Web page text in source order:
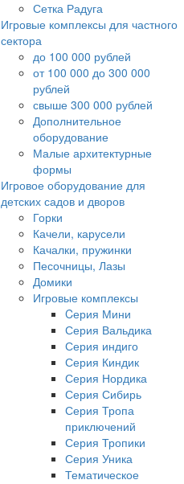
Сетка Радуга
Игровые комплексы для частного
сектора
до 100 000 рублей
от 100 000 до 300 000
рублей
свыше 300 000 рублей
Дополнительное
оборудование
Малые архитектурные
формы
Игровое оборудование для
детских садов и дворов
Горки
Качели, карусели
Качалки, пружинки
Песочницы, Лазы
Домики
Игровые комплексы
Cерия Мини
Серия Вальдика
Серия индиго
Серия Киндик
Серия Нордика
Серия Сибирь
Серия Тропа
приключений
Серия Тропики
Серия Уника
Тематическое